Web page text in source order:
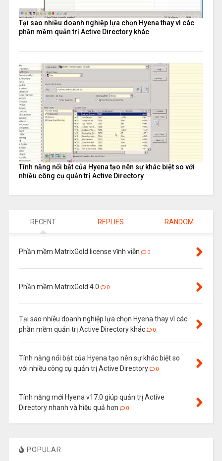
Tại sao nhiều doanh nghiệp lựa chọn Hyena thay vì các
phần mềm quản trị Active Directory khác
Tính năng nổi bật của Hyena tạo nên sự khác biệt so với
nhiều công cụ quản trị Active Directory
RECENT REPLIES RANDOM
Phần mềm MatrixGold license vĩnh viễn 0
Phần mềm MatrixGold 4.0 0
Tại sao nhiều doanh nghiệp lựa chọn Hyena thay vì các
phần mềm quản trị Active Directory khác
0
Tính năng nổi bật của Hyena tạo nên sự khác biệt so
với nhiều công cụ quản trị Active Directory
0
Tính năng mới Hyena v17.0 giúp quản trị Active
Directory nhanh và hiệu quả hơn
0
POPULAR